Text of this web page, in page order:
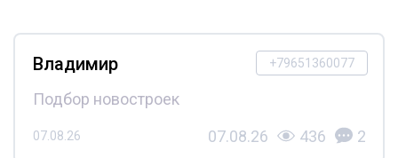
+79651360077
Владимир
Подбор новостроек
07.08.26 07.08.26 436 2